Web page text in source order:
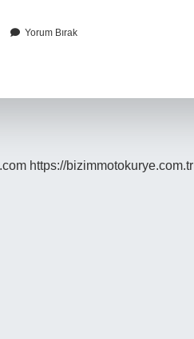
Yorum Bırak
https://bizimmotokurye.com.tr